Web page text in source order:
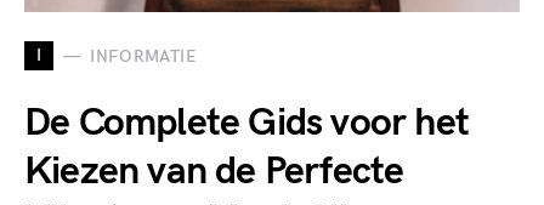
I INFORMATIE
De Complete Gids voor het
Kiezen van de Perfecte